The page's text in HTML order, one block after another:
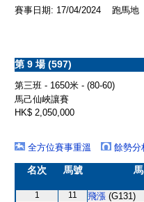
賽事日期: 17/04/2024 跑馬地
第 9 場 (597)
第三班 - 1650米 - (80-60)
馬己仙峽讓賽
HK$ 2,050,000
全方位賽事重溫
餘勢分
名次 馬號
1 11 飛漲 (G131)